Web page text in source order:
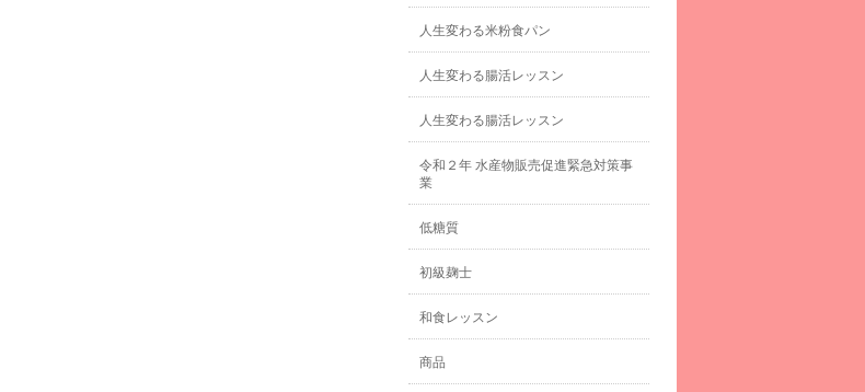
人生変わる米粉食パン
人生変わる腸活レッスン
人生変わる腸活レッスン
令和２年 水産物販売促進緊急対策事
業
低糖質
初級麹士
和食レッスン
商品